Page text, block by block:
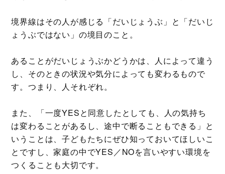
境界線はその人が感じる「だいじょうぶ」と「だいじ
ょうぶではない」の境目のこと。
あることがだいじょうぶかどうかは、人によって違う
し、そのときの状況や気分によっても変わるもので
す。つまり、人それぞれ。
また、「一度YESと同意したとしても、人の気持ち
は変わることがあるし、途中で断ることもできる」と
いうことは、子どもたちにぜひ知っておいてほしいこ
とですし、家庭の中でYES／NOを言いやすい環境を
つくることも大切です。